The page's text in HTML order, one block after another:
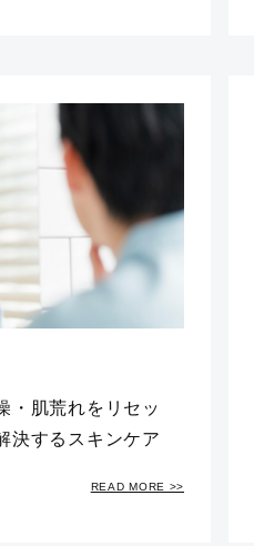
・肌荒れをリセッ
決するスキンケア
READ MORE >>